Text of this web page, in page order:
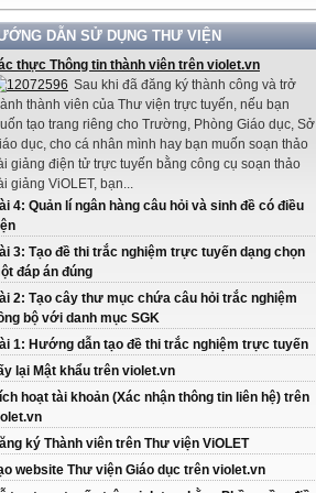
DẪN SỬ DỤNG THƯ VIỆN
thực Thông tin thành viên trên violet.vn
Sau khi đã đăng ký thành công và trở
thành viên của Thư viện trực tuyến, nếu bạn
tạo trang riêng cho Trường, Phòng Giáo dục, Sở
dục, cho cá nhân mình hay bạn muốn soạn thảo
giảng điện tử trực tuyến bằng công cụ soạn thảo
giảng ViOLET, bạn...
4: Quản lí ngân hàng câu hỏi và sinh đề có điều
3: Tạo đề thi trắc nghiệm trực tuyến dạng chọn
đáp án đúng
2: Tạo cây thư mục chứa câu hỏi trắc nghiệm
bộ với danh mục SGK
1: Hướng dẫn tạo đề thi trắc nghiệm trực tuyến
lại Mật khẩu trên violet.vn
hoạt tài khoản (Xác nhận thông tin liên hệ) trên
ký Thành viên trên Thư viện ViOLET
website Thư viện Giáo dục trên violet.vn